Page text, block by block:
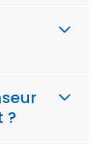
?